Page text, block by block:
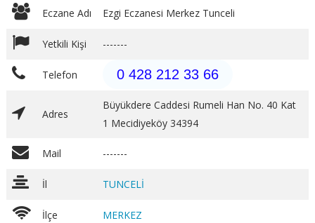
Eczane Adı Ezgi Eczanesi Merkez Tunceli
Yetkili Kişi -------
Telefon 0 428 212 33 66
Adres
Büyükdere Caddesi Rumeli Han No. 40 Kat
1 Mecidiyeköy 34394
Mail -------
İl TUNCELİ
İlçe MERKEZ